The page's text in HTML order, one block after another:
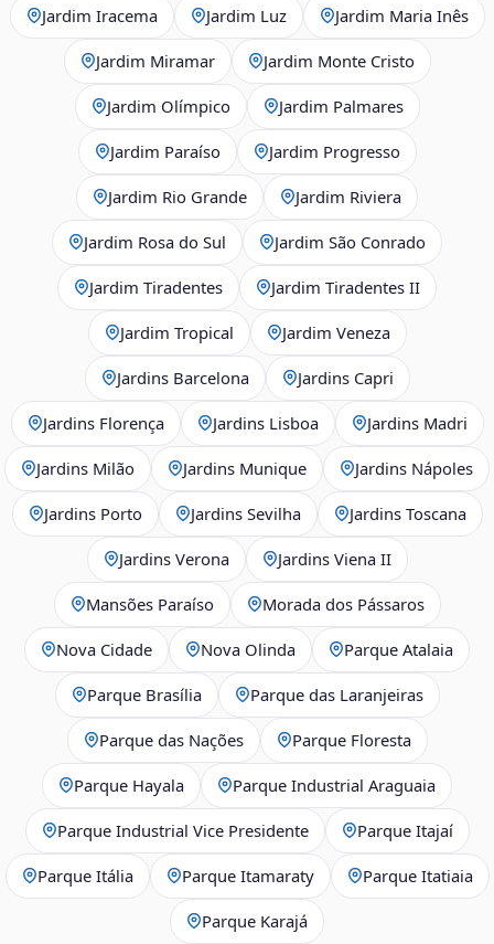
Jardim Iracema Jardim Luz Jardim Maria Inês
Jardim Miramar Jardim Monte Cristo
Jardim Olímpico Jardim Palmares
Jardim Paraíso Jardim Progresso
Jardim Rio Grande Jardim Riviera
Jardim Rosa do Sul Jardim São Conrado
Jardim Tiradentes Jardim Tiradentes II
Jardim Tropical Jardim Veneza
Jardins Barcelona Jardins Capri
Jardins Florença Jardins Lisboa Jardins Madri
Jardins Milão Jardins Munique Jardins Nápoles
Jardins Porto Jardins Sevilha Jardins Toscana
Jardins Verona Jardins Viena II
Mansões Paraíso Morada dos Pássaros
Nova Cidade Nova Olinda Parque Atalaia
Parque Brasília Parque das Laranjeiras
Parque das Nações Parque Floresta
Parque Hayala Parque Industrial Araguaia
Parque Industrial Vice Presidente Parque Itajaí
Parque Itália Parque Itamaraty Parque Itatiaia
Parque Karajá